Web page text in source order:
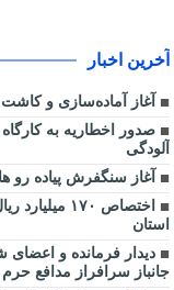
آخرین اخبار
آغاز آماده‌سازی و
صدور اخطاریه به
آلودگی
آغاز سنگفرش پیاده رو
اختصاص ۱۷۰
استان
دیدار فرمانده و
جانباز سرافراز مدافع